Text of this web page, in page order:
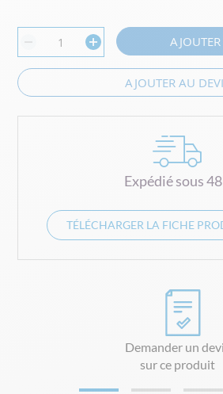
AJOUTER AU
Expédié sous
TÉLÉCHARGER LA FICHE
Demander un
sur ce produit